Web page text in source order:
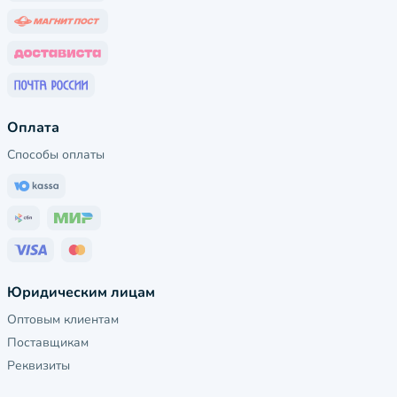
Оплата
Способы оплаты
Юридическим лицам
Оптовым клиентам
Поставщикам
Реквизиты